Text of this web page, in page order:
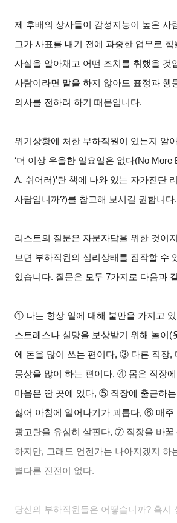
제 후배의 상사들이 감성지능이 높은 사
그가 사표를 내기 전에 과중한 업무로 힘
사실을 알아채고 어떤 조치를 취했을 것
사람이라면 말을 하지 않아도 표정과 행
의사를 전하려 하기 때문입니다.
위기상황에 처한 부하직원이 있는지 알
‘더 이상 우울한 일요일은 없다(No More
A. 쉬어러)’란 책에 나와 있는 자가진단
사람입니까?)를 참고해 보시길 권합니다.
리스트의 질문은 자문자답을 위한 것이
보면 부하직원의 심리상태를 짐작할 수
있습니다. 질문은 모두 7가지로 다음과
① 나는 항상 일에 대해 불만을 가지고
스트레스나 실망을 보상받기 위해 놀이(
에 돈을 많이 쓰는 편이다,③ 다른 직장,
몽상을 많이 하는 편이다,④ 몸은 직장
마음은 딴 곳에 있다,⑤ 직장에 출근하
싫어 아침에 일어나기가 괴롭다,⑥ 매주
광고란을 유심히 살핀다,⑦ 직장을 바꿀
하지만, 그래도 언젠가는 나아지겠지 하
별다른 진전이 없다.
당신의 부하직원들은 어떻습니까? 혹시